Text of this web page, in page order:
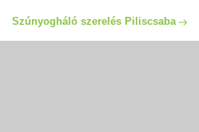
Szúnyogháló szerelés Piliscsaba